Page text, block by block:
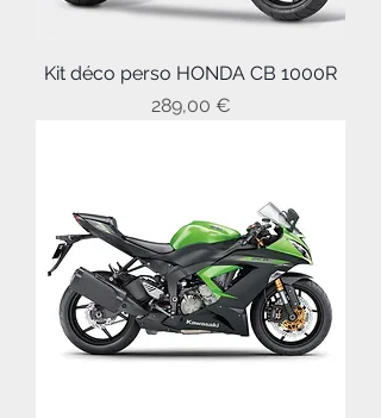
Kit déco perso HONDA CB 1000R
Prix
289,00 €